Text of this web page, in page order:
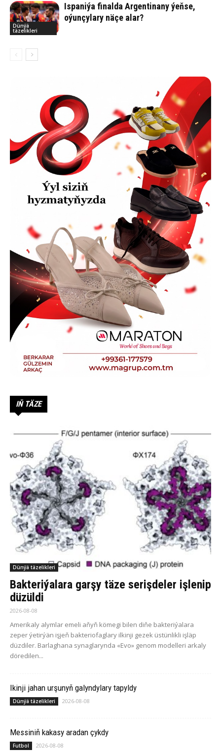
Dünýä
täzelikleri
Ispaniýa finalda Argentinany ýeňse,
oýunçylary näçe alar?
IŇ TÄZE
Dünýä täzelikleri
Bakteriýalara garşy täze serişdeler işlenip
düzüldi
2026-08-08
Amerikaly alymlar emeli aňyň kömegi bilen diňe bakteriýalara
zeper ýetirýän işjeň bakteriofaglary ilkinji gezek üstünlikli işläp
düzdiler. Barlaghana synaglarynda «Evo» genom modelleri arkaly
döredilen...
Ikinji jahan urşunyň galyndylary tapyldy
Dünýä täzelikleri 2026-08-08
Messiniň kakasy aradan çykdy
Futbol 2026-08-08